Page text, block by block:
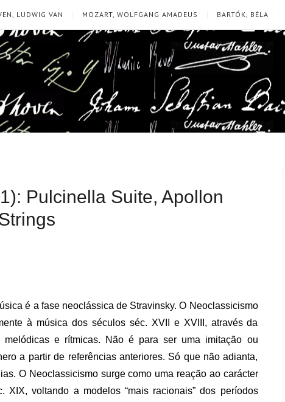
LUDWIG VAN MOZART, WOLFGANG AMADEUS BARTÓK, BÉLA
Pulcinella Suite, Apollon
é a fase neoclássica de Stravinsky. O Neoclassicismo
à música dos séculos séc. XVII e XVIII, através da
e rítmicas. Não é para ser uma imitação ou
a partir de referências anteriores. Só que não adianta,
O Neoclassicismo surge como uma reação ao carácter
XIX, voltando a modelos “mais racionais” dos períodos